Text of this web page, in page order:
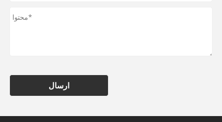
ارسال